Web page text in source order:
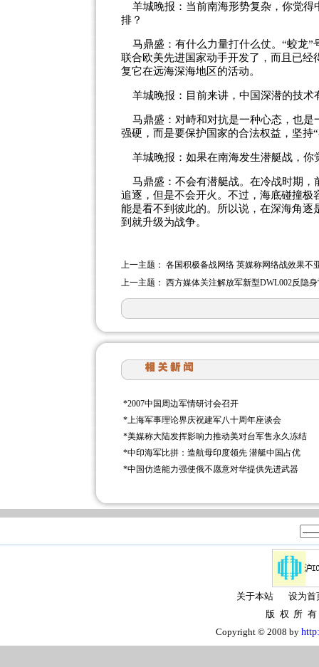
羊城晚报：当前南海形势复杂，你觉得
排？
马鼎盛：有什么力量打什么仗。“蛟龙”
联合欧美先进国家动手开发了，而且已
复它在远海深海地区的活动。
羊城晚报：目前来讲，中国深潜的技术
马鼎盛：对峙和对抗是一种心态，也是
强硬，而是要保护国家的合法权益，坚持
羊城晚报：如果在南海发生潜艇战，你
马鼎盛：不会有潜艇战。在冷战时期，
追逐，但是不会开火。不过，海底碰撞
能是看不到彼此的。所以说，在深海角
到就升级为战争。
上一主题： 各国积极备战网络 英媒称网络战效果不
上一主题： 西方媒体关注解放军新型DWL002反隐
*2007中国周边军情研讨会召开
*上海军事理论界庆祝建军八十周年座谈会
*美媒称大陆发挥影响力推动美对台军售永久冻结
*中印海军比拼：造航母印度领先 潜艇中国占优
*中国仿造能力强使俄不愿意对华提供先进武器